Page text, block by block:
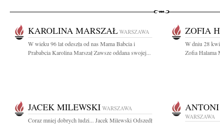
KAROLINA MARSZAŁ WARSZAWA
W wieku 96 lat odeszła od nas Mama Babcia i
Prababcia Karolina Marszał Zawsze oddana swojej...
ZOFIA
W dniu 28
Zofia Halama
JACEK MILEWSKI WARSZAWA
Coraz mniej dobrych ludzi... Jacek Milewski Odszedł
WARSZAWA